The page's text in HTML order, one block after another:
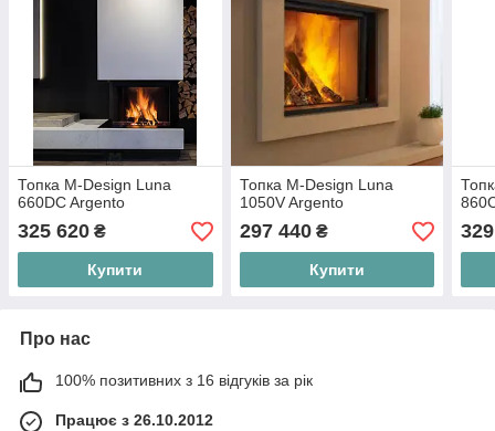
Топка M-Design Luna
660DC Argento
325 620 ₴
Купити
Топка M-Design Luna
1050V Argento
297 440₴
Купити
Про нас
100% позитивних з 16 відгуків за рік
Працює з 26.10.2012